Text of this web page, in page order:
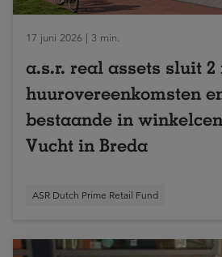
17 juni 2026 | 3 min.
a.s.r. real assets sluit 2
huurovereenkomsten
bestaande in
Vucht in Breda
ASR Dutch Prime Retail Fund